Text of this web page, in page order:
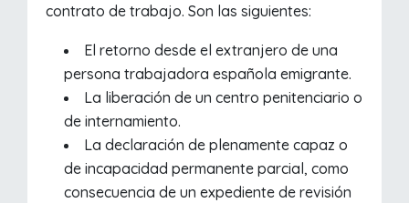
contrato de trabajo. Son las siguientes:
El retorno desde el extranjero de una
persona trabajadora española emigrante.
La liberación de un centro penitenciario o
de internamiento.
La declaración de plenamente capaz o
de incapacidad permanente parcial, como
consecuencia de un expediente de revisión